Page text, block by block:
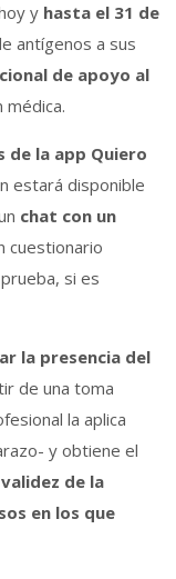
y hasta el 31 de
antígenos a sus
de apoyo al
de la app Quiero
estará disponible
chat con un
cuestionario
si es
la presencia del
de una toma
la aplica
y obtiene el
validez de la
en los que